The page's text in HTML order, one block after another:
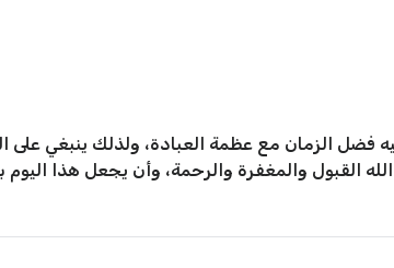
فضل الزمان مع عظمة العبادة، ولذلك ينبغي على
القبول والمغفرة والرحمة، وأن يجعل هذا اليوم